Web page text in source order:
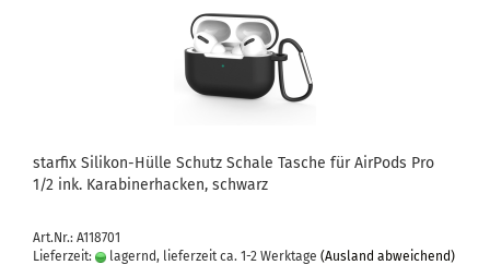
star­fix Silikon-​​Hülle Schutz Scha­le Ta­sche für Air­Pods Pro
1/2 ink. Ka­ra­bi­ner­ha­cken, schwarz
Art.Nr.: A118701
Lieferzeit:
lagernd, lieferzeit ca. 1-2 Werktage (Ausland abweichend)